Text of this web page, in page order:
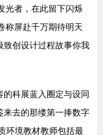
光者，在此留下闪烁
称屏赴千万期待明天
致创设计过程故事你我
科展蓝入圈定与设同
来去的那缕第一捧数字
环境教材教师包括最